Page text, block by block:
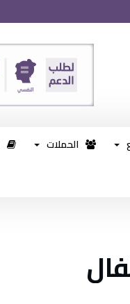
الحملات